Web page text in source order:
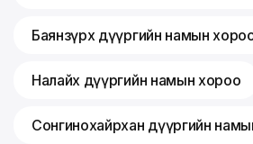
Баянзүрх дүүргийн намын
Налайх дүүргийн намын хороо
Сонгинохайрхан дүүргийн